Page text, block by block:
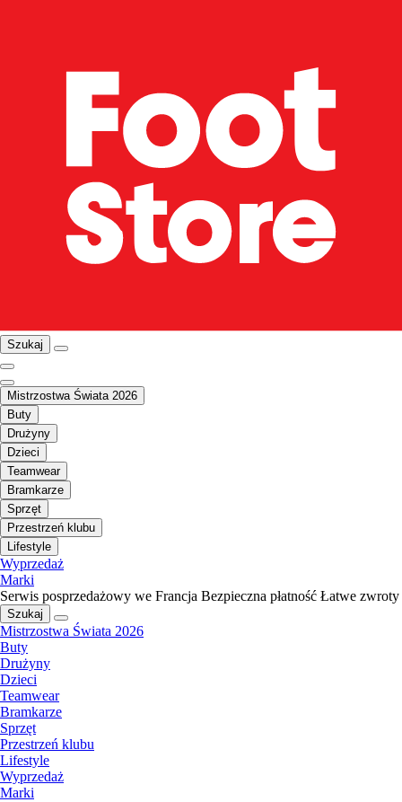
Szukaj
Mistrzostwa Świata 2026
Buty
Drużyny
Dzieci
Teamwear
Bramkarze
Sprzęt
Przestrzeń klubu
Lifestyle
Wyprzedaż
Marki
Serwis posprzedażowy we Francja Bezpieczna płatność Łatwe zwroty
Szukaj
Mistrzostwa Świata 2026
Buty
Drużyny
Dzieci
Teamwear
Bramkarze
Sprzęt
Przestrzeń klubu
Lifestyle
Wyprzedaż
Marki